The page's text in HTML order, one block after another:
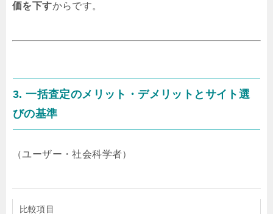
価を下すからです。
3. 一括査定のメリット・デメリットとサイト選
びの基準
（ユーザー・社会科学者）
比較項目